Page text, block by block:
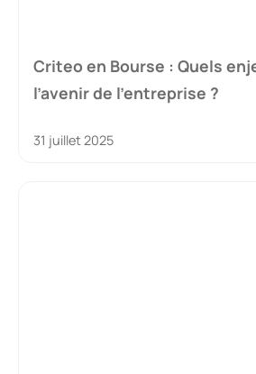
Criteo en Bourse : Quels
l’avenir de l’entreprise ?
31 juillet 2025